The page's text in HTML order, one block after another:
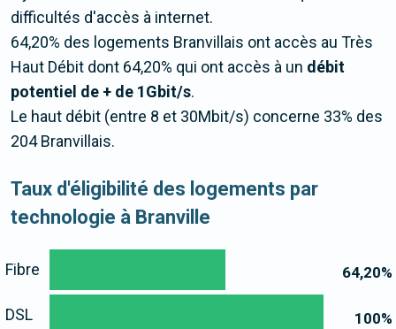
difficultés d'accès à internet.
64,20% des logements Branvillais ont accès au Très
Haut Débit dont 64,20% qui ont accès à un débit
potentiel de + de 1Gbit/s.
Le haut débit (entre 8 et 30Mbit/s) concerne 33% des
204 Branvillais.
Taux d'éligibilité des logements par
technologie à Branville
64,20%
100%
Fibre
DSL